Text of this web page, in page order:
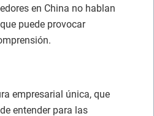
en China no hablan
puede provocar
empresarial única, que
entender para las